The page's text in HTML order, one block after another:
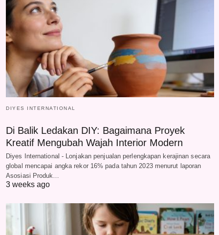
DIYES INTERNATIONAL
Di Balik Ledakan DIY: Bagaimana Proyek
Kreatif Mengubah Wajah Interior Modern
Diyes International - Lonjakan penjualan perlengkapan kerajinan secara
global mencapai angka rekor 16% pada tahun 2023 menurut laporan
Asosiasi Produk…
3 weeks ago